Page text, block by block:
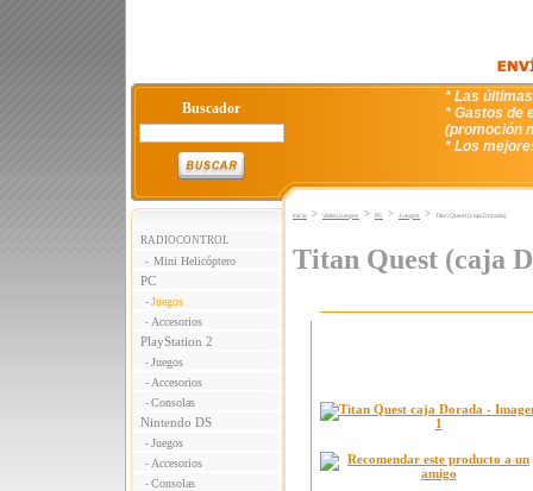
Buscador
* Las
* Gastos de
(promoción
* Los
RADIOCONTROL
- Mini Helicóptero
PC
- Juegos
- Accesorios
PlayStation 2
- Juegos
- Accesorios
- Consolas
Nintendo DS
- Juegos
- Accesorios
- Consolas
Inicio > VideoJuegos > PC > Juegos > Titan Quest (caja Dorada)
Titan Quest (caja